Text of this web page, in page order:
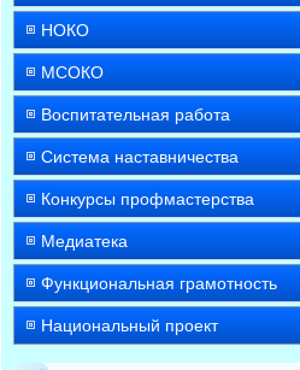
НОКО
МСОКО
Воспитательная работа
Система наставничества
Конкурсы профмастерства
Медиатека
Функциональная грамотность
Национальный проект